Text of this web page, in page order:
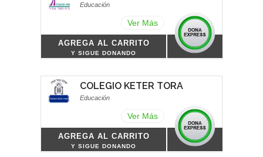
Educación
Ver Más
AGREGA AL CARRITO
Y SIGUE DONANDO
COLEGIO KETER TORA
Educación
Ver Más
AGREGA AL CARRITO
Y SIGUE DONANDO